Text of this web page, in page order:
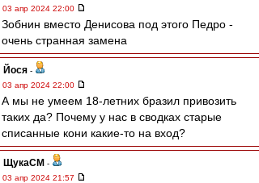
03 апр 2024 22:00
Зобнин вместо Денисова под этого Педро -
очень странная замена
Йося -
03 апр 2024 22:00
А мы не умеем 18-летних бразил привозить
таких да? Почему у нас в сводках старые
списанные кони какие-то на вход?
ЩукаСМ -
03 апр 2024 21:57